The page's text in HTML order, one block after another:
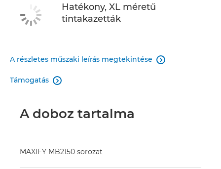
Hatékony, XL méretű
tintakazetták
A részletes műszaki leírás megtekintése 
Támogatás 
A doboz tartalma
MAXIFY MB2150 sorozat